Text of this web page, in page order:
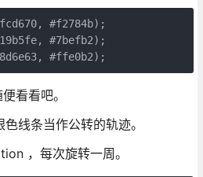
#f2784b);
#7befb2);
看看吧。
线条当作公转的轨迹。
，每次旋转一周。